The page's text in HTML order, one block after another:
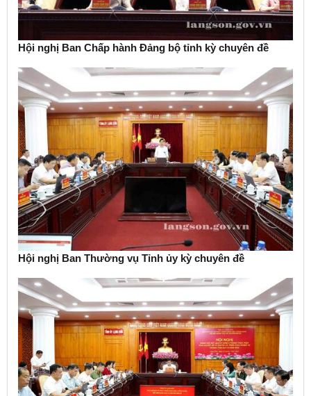
Hội nghị Ban Chấp hành Đảng bộ tỉnh kỳ chuyên đề
Hội nghị Ban Thường vụ Tỉnh ủy kỳ chuyên đề